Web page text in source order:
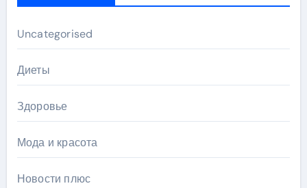
Uncategorised
Диеты
Здоровье
Мода и красота
Новости плюс